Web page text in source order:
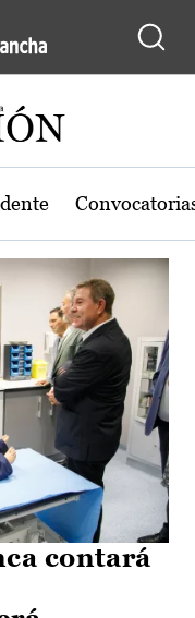
de Castilla-
contará